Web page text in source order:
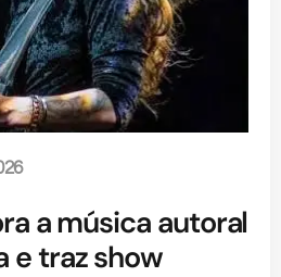
a música autoral
e traz show